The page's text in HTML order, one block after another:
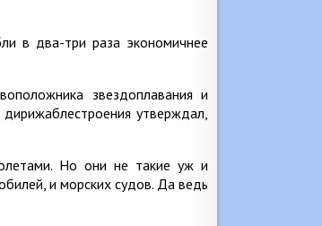
в два-три раза экономичнее
звездоплавания и
утверждал,
Но они не такие уж и
и морских судов. Да ведь